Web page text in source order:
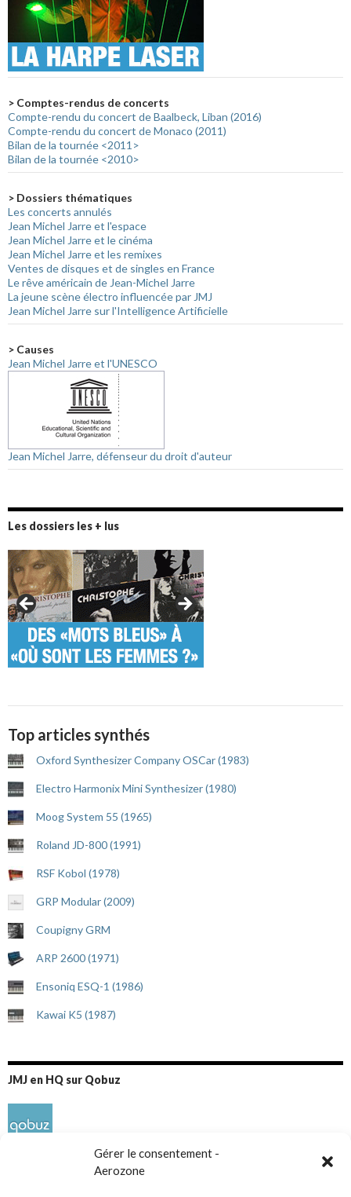
Gérer le consentement -
Aerozone
> Comptes-rendus de concerts
Compte-rendu du concert de Baalbeck, Liban (2016)
Compte-rendu du concert de Monaco (2011)
Bilan de la tournée <2011>
Bilan de la tournée <2010>
> Dossiers thématiques
Les concerts annulés
Jean Michel Jarre et l'espace
Jean Michel Jarre et le cinéma
Jean Michel Jarre et les remixes
Ventes de disques et de singles en France
Le rêve américain de Jean-Michel Jarre
La jeune scène électro influencée par JMJ
Jean Michel Jarre sur l'Intelligence Artificielle
> Causes
Jean Michel Jarre et l'UNESCO
Jean Michel Jarre, défenseur du droit d'auteur
Les dossiers les + lus
Top articles synthés
Oxford Synthesizer Company OSCar (1983)
Electro Harmonix Mini Synthesizer (1980)
Moog System 55 (1965)
Roland JD-800 (1991)
RSF Kobol (1978)
GRP Modular (2009)
Coupigny GRM
ARP 2600 (1971)
Ensoniq ESQ-1 (1986)
Kawai K5 (1987)
JMJ en HQ sur Qobuz